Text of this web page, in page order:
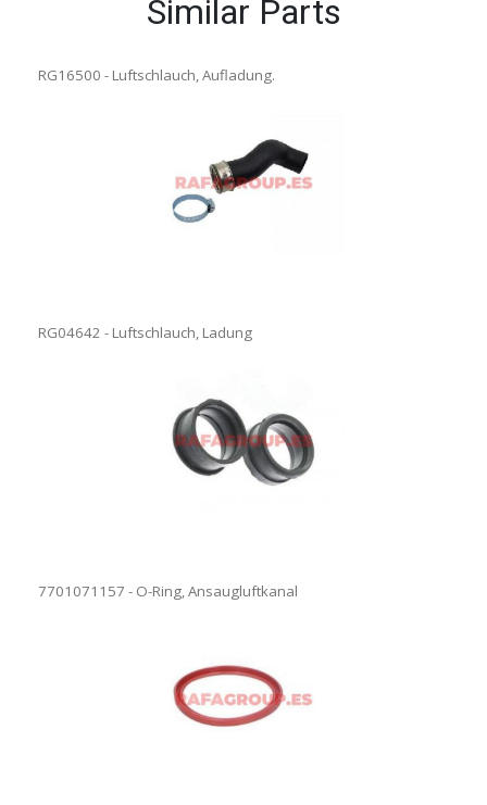
Similar Parts
RG16500 - Luftschlauch, Aufladung.
RG04642 - Luftschlauch, Ladung
7701071157 - O-Ring, Ansaugluftkanal